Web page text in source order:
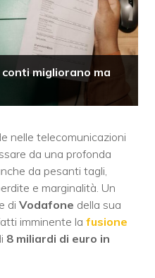
migliorano ma
nelle telecomunicazioni
da una profonda
da pesanti tagli,
e marginalità. Un
di Vodafone della sua
imminente la fusione
8 miliardi di euro in